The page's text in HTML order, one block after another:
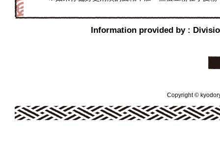
Information provided by :
Copyright ©